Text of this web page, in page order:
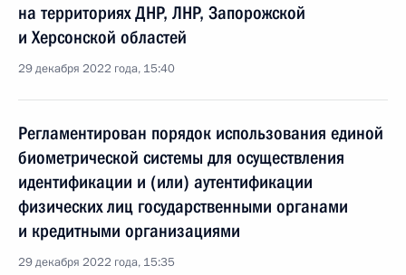
на территориях ДНР, ЛНР, Запорожской
и Херсонской областей
29 декабря 2022 года, 15:40
Регламентирован порядок использования единой
биометрической системы для осуществления
идентификации и (или) аутентификации
физических лиц государственными органами
и кредитными организациями
29 декабря 2022 года, 15:35